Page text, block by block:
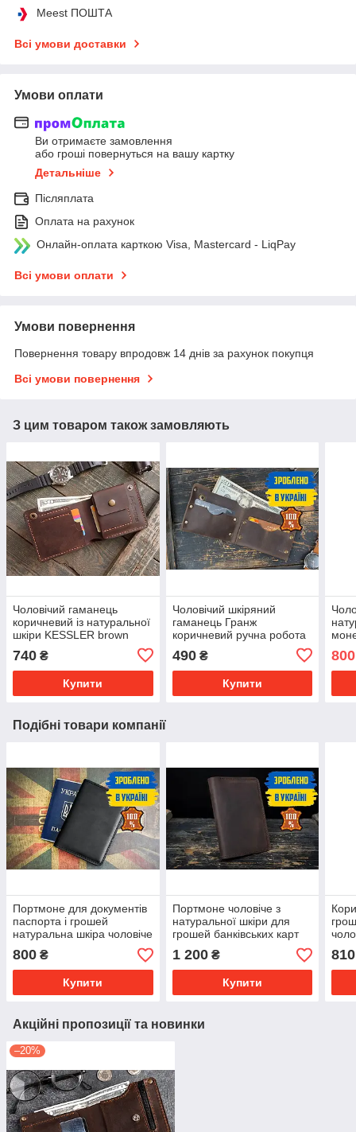
Meest ПОШТА
Всі умови доставки
Умови оплати
Ви отримаєте замовлення
або гроші повернуться на вашу картку
Детальніше
Післяплата
Оплата на рахунок
Онлайн-оплата карткою Visa, Mastercard - LiqPay
Всі умови оплати
Умови повернення
Повернення товару впродовж 14 днів за рахунок покупця
Всі умови повернення
З цим товаром також замовляють
Чоловічий гаманець
коричневий із натуральної
шкіри KESSLER brown
740 ₴
Купити
Чоловічий шкіряний
гаманець Гранж
коричневий ручна робота
490₴
Купити
800
Подібні товари компанії
Портмоне для документів
паспорта і грошей
натуральна шкіра чоловіче
800 ₴
Купити
Портмоне чоловіче з
натуральної шкіри для
грошей банківських карт
КОСМОПОЛІТ коричневе
1 200₴
Купити
810
Акційні пропозиції та новинки
–20%